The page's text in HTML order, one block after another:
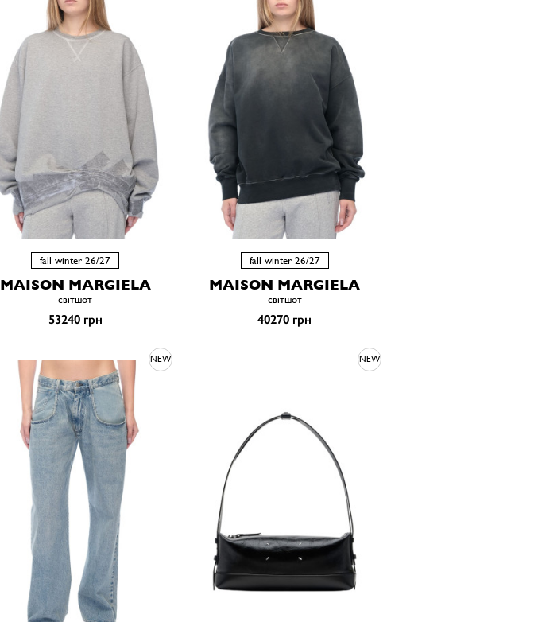
fall winter 26/27
MAISON MARGIELA
світшот
53240 грн
fall winter 26/27
MAISON MARGIELA
світшот
40270 грн
NEW NEW